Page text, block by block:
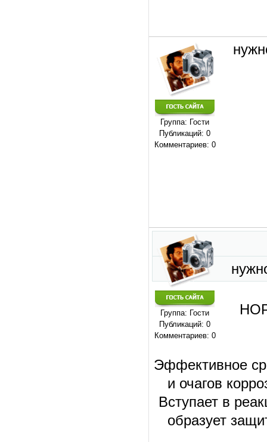
Группа: Гости
Публикаций: 0
Комментариев: 0
Группа: Гости
Публикаций: 0
Комментариев: 0
Эффективное
и очагов
Вступает в
образует